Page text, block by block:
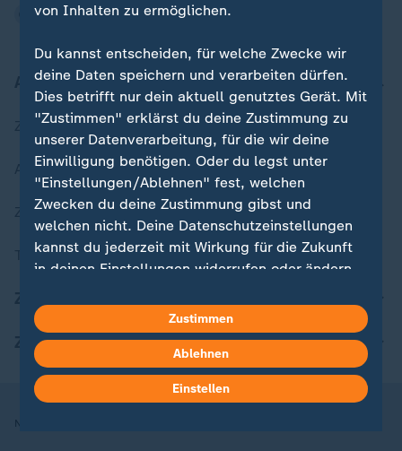
Aktuell bei ZDFheute
Zuletzt veröffentlicht
Aktuelle Sendungs-Videos
ZDFheute Stories
Themen im Überblick
ZDFheute Apps
Nutzungsbedingungen
von Inhalten zu ermöglichen.
Du kannst entscheiden, für welche Zwecke wir
deine Daten speichern und verarbeiten dürfen.
Dies betrifft nur dein aktuell genutztes Gerät. Mit
"Zustimmen" erklärst du deine Zustimmung zu
unserer Datenverarbeitung, für die wir deine
Einwilligung benötigen. Oder du legst unter
"Einstellungen/Ablehnen" fest, welchen
Zwecken du deine Zustimmung gibst und
welchen nicht. Deine Datenschutzeinstellungen
kannst du jederzeit mit Wirkung für die Zukunft
in deinen Einstellungen widerrufen oder ändern.
Hier findest du das Impressum.
Weitere Informationen findest du in unserer
Datenschutzerklärung.
Zustimmen
Ablehnen
Einstellen